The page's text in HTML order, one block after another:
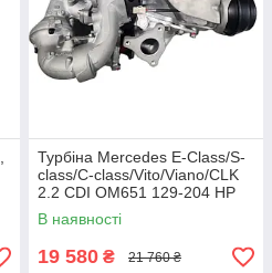
Турбіна Mercedes E-Class/S-
class/C-class/Vito/Viano/CLK
2.2 CDI OM651 129-204 HP
В наявності
19 580 ₴ 21 760 ₴